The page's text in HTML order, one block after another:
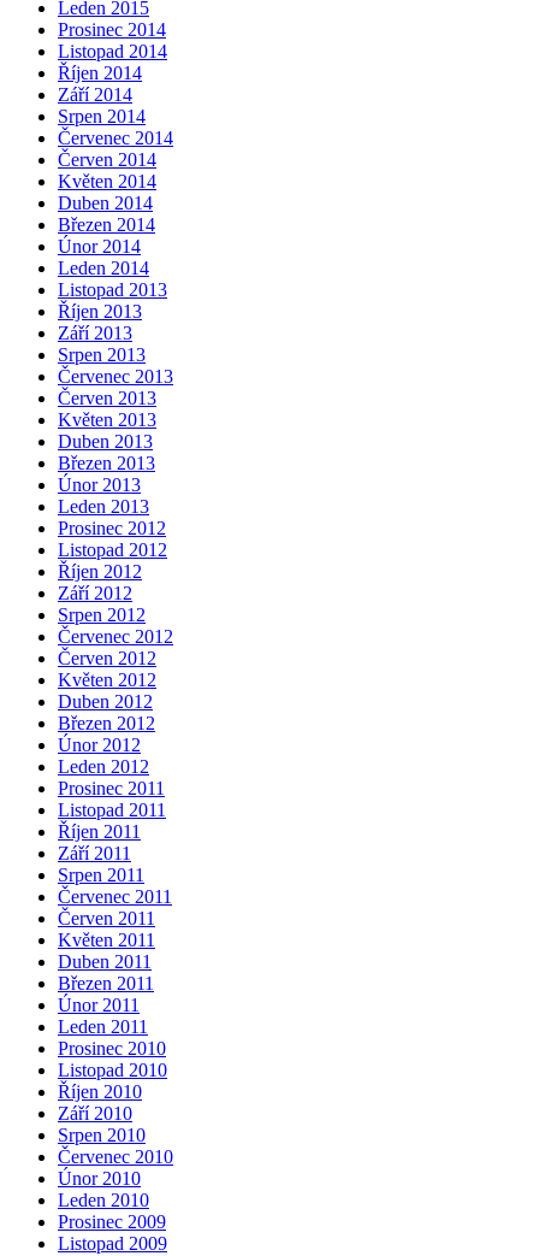
Leden 2015
Prosinec 2014
Listopad 2014
Říjen 2014
Září 2014
Srpen 2014
Červenec 2014
Červen 2014
Květen 2014
Duben 2014
Březen 2014
Únor 2014
Leden 2014
Listopad 2013
Říjen 2013
Září 2013
Srpen 2013
Červenec 2013
Červen 2013
Květen 2013
Duben 2013
Březen 2013
Únor 2013
Leden 2013
Prosinec 2012
Listopad 2012
Říjen 2012
Září 2012
Srpen 2012
Červenec 2012
Červen 2012
Květen 2012
Duben 2012
Březen 2012
Únor 2012
Leden 2012
Prosinec 2011
Listopad 2011
Říjen 2011
Září 2011
Srpen 2011
Červenec 2011
Červen 2011
Květen 2011
Duben 2011
Březen 2011
Únor 2011
Leden 2011
Prosinec 2010
Listopad 2010
Říjen 2010
Září 2010
Srpen 2010
Červenec 2010
Únor 2010
Leden 2010
Prosinec 2009
Listopad 2009